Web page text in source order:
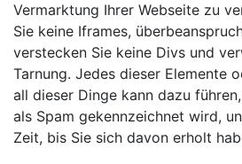
Vermarktung Ihrer Webseite zu
Sie keine Iframes,
verstecken Sie keine Divs und
Tarnung. Jedes dieser Elemente
all dieser Dinge kann dazu
als Spam gekennzeichnet wird,
Zeit, bis Sie sich davon erholt